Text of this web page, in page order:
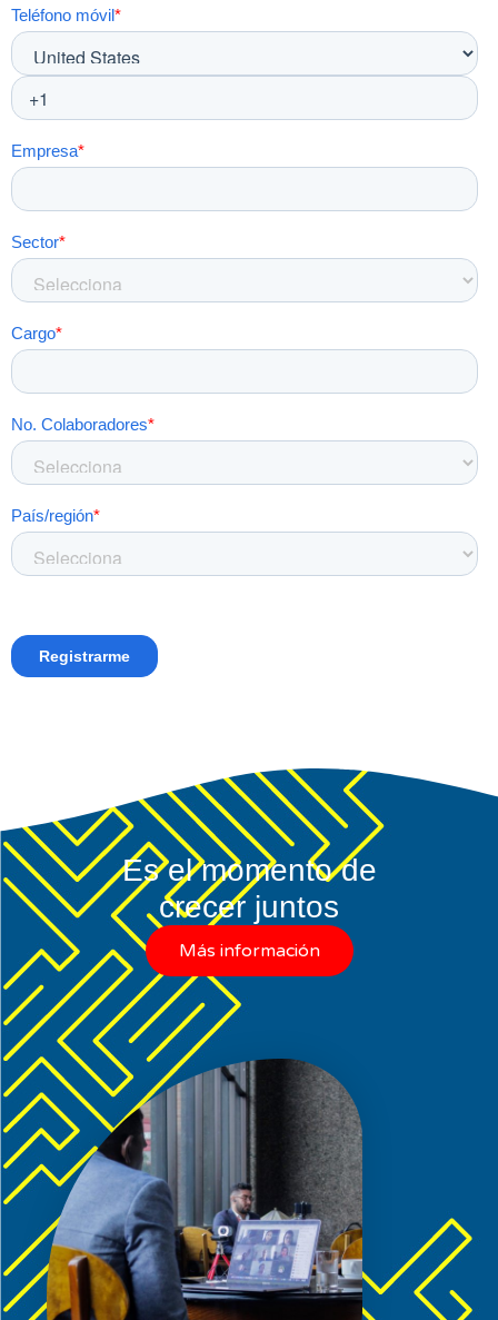
Es el momento de
crecer juntos
Más información